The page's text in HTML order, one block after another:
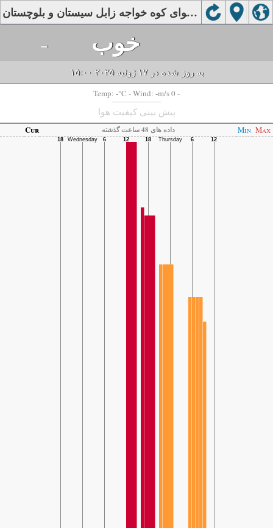
کیفیت هوای کوه خواجه زابل سیستان و بلوچستان
- خوب
به روز شده در ۱۷ ژوئیه ۲۰۲۵ ۱۵:۰۰
Temp: -°C - Wind: -m/s 0 -
پیش بینی کیفیت هوا
Cur داده های 48 ساعت گذشته Min Max